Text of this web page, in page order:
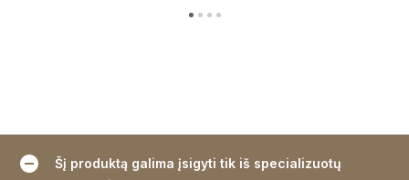
Šį produktą galima įsigyti tik iš specializuotų